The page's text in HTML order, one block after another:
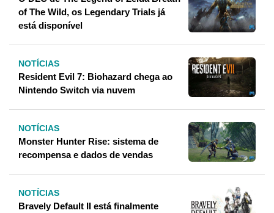
of The Wild, os Legendary Trials já
está disponível
NOTÍCIAS
Resident Evil 7: Biohazard chega ao
Nintendo Switch via nuvem
NOTÍCIAS
Monster Hunter Rise: sistema de
recompensa e dados de vendas
NOTÍCIAS
Bravely Default II está finalmente